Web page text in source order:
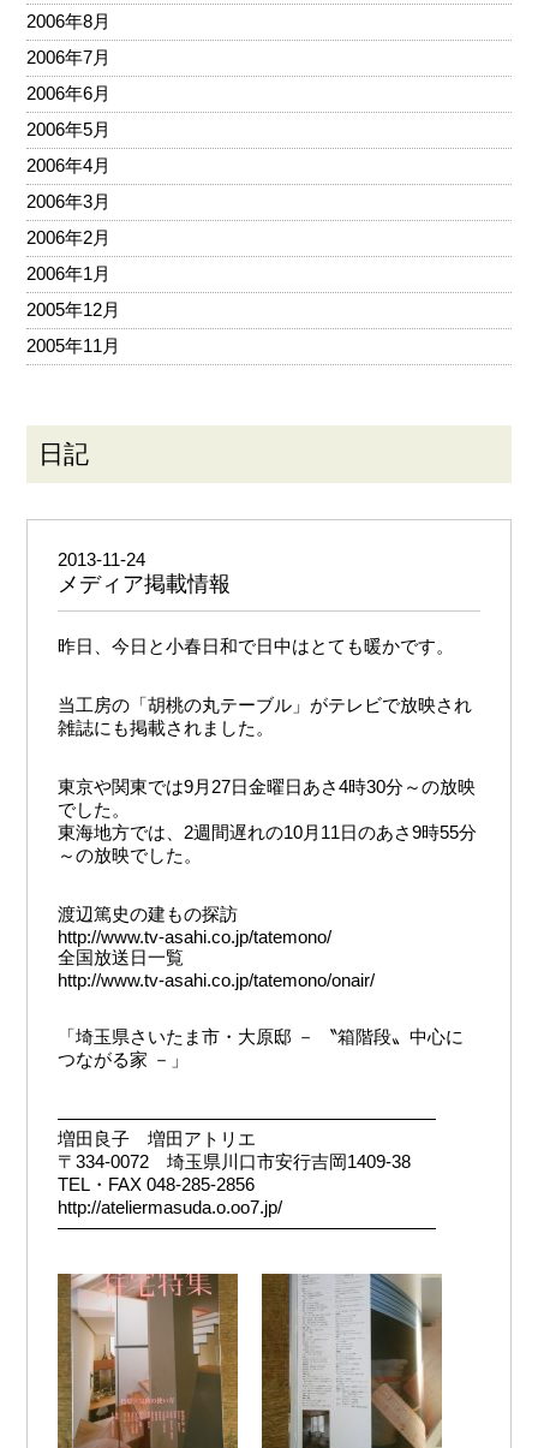
2006年8月
2006年7月
2006年6月
2006年5月
2006年4月
2006年3月
2006年2月
2006年1月
2005年12月
2005年11月
日記
2013-11-24
メディア掲載情報
昨日、今日と小春日和で日中はとても暖かです。
当工房の「胡桃の丸テーブル」がテレビで放映され
雑誌にも掲載されました。
東京や関東では9月27日金曜日あさ4時30分～の放映
でした。
東海地方では、2週間遅れの10月11日のあさ9時55分
～の放映でした。
渡辺篤史の建もの探訪
http://www.tv-asahi.co.jp/tatemono/
全国放送日一覧
http://www.tv-asahi.co.jp/tatemono/onair/
「埼玉県さいたま市・大原邸 － 〝箱階段〟中心に
つながる家 －」
―――――――――――――――――――――
増田良子 増田アトリエ
〒334-0072 埼玉県川口市安行吉岡1409-38
TEL・FAX 048-285-2856
http://ateliermasuda.o.oo7.jp/
―――――――――――――――――――――